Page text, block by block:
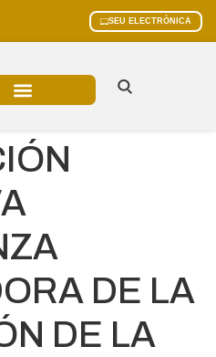
SEU ELECTRÒNICA
DE LA
DE LA